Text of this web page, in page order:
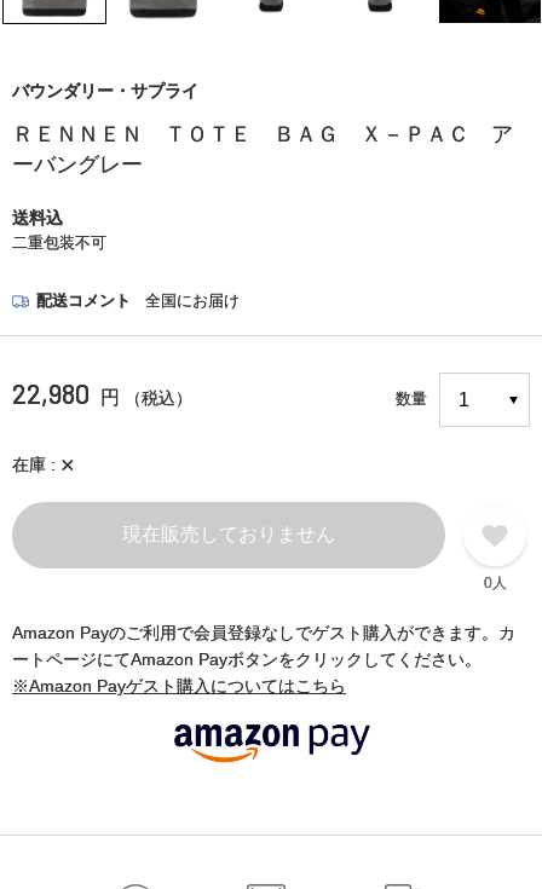
バウンダリー・サプライ
ＲＥＮＮＥＮ ＴＯＴＥ ＢＡＧ Ｘ－ＰＡＣ ア
ーバングレー
送料込
二重包装不可
配送コメント 全国にお届け
22,980 円 （税込） 数量
在庫 ×
現在販売しておりません
0人
Amazon Payのご利用で会員登録なしでゲスト購入ができます。カ
ートページにてAmazon Payボタンをクリックしてください。
※Amazon Payゲスト購入についてはこちら